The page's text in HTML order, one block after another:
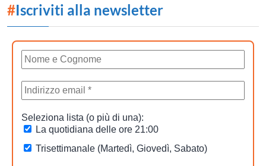
#Iscriviti alla newsletter